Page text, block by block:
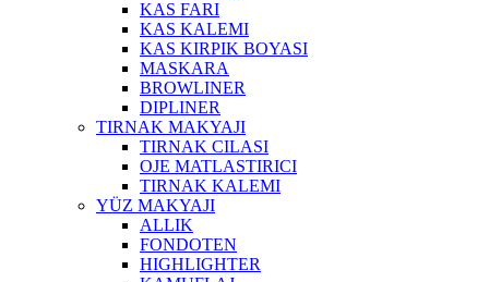
KAS FARI
KAS KALEMI
KAS KIRPIK BOYASI
MASKARA
BROWLINER
DIPLINER
TIRNAK MAKYAJI
TIRNAK CILASI
OJE MATLASTIRICI
TIRNAK KALEMI
YÜZ MAKYAJI
ALLIK
FONDOTEN
HIGHLIGHTER